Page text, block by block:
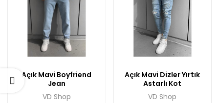
Açık Mavi Boyfriend
Jean
VD Shop
Açık Mavi Dizler Yırtık
Astarlı Kot
VD Shop